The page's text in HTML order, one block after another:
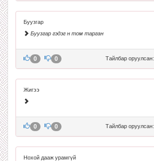
Буузгар
Буузгар гэдэг н том тарган
Тайлбар оруулсан:
0 0
Жигээ
Тайлбар оруулсан:
0 0
Нохой дааж урамгүй